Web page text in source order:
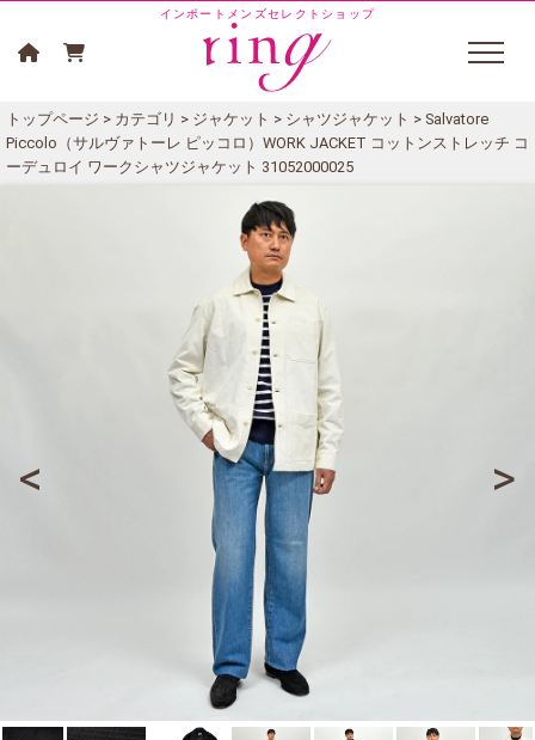
インポートメンズセレクトショップ
トップページ > カテゴリ > ジャケット > シャツジャケット > Salvatore
Piccolo（サルヴァトーレ ピッコロ）WORK JACKET コットンストレッチ コ
ーデュロイ ワークシャツジャケット 31052000025